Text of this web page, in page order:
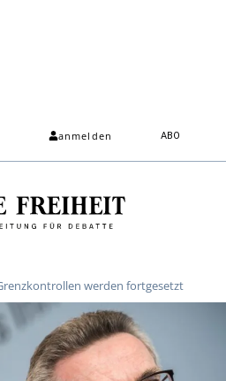
anmelden ABO
werden fortgesetzt